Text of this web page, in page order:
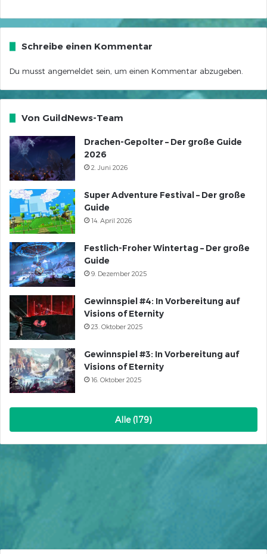
Schreibe einen Kommentar
Du musst angemeldet sein, um einen Kommentar abzugeben.
Von GuildNews-Team
Drachen-Gepolter – Der große Guide
2026
2. Juni 2026
Super Adventure Festival – Der große
Guide
14. April 2026
Festlich-Froher Wintertag – Der große
Guide
9. Dezember 2025
Gewinnspiel #4: In Vorbereitung auf
Visions of Eternity
23. Oktober 2025
Gewinnspiel #3: In Vorbereitung auf
Visions of Eternity
16. Oktober 2025
Alle (179)